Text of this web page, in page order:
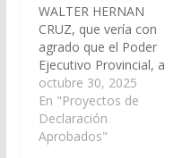
WALTER HERNAN
CRUZ, que vería con
agrado que el Poder
Ejecutivo Provincial, a
través del Ministerio de
Educación, Cultura,
Ciencia y Tecnología, y
demás Organismos
octubre 30, 2025
En "Proyectos de
Declaración
Aprobados"